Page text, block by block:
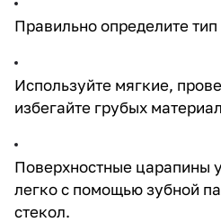
Правильно определите тип
Используйте мягкие,
избегайте грубых
Поверхностные царапины
легко с помощью зубной
стекол.